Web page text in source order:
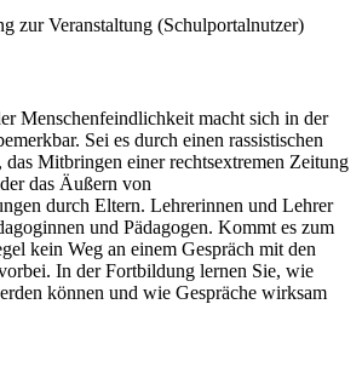
zur Veranstaltung (Schulportalnutzer)
Menschenfeindlichkeit macht sich in der
Sei es durch einen rassistischen
das Mitbringen einer rechtsextremen Zeitung
das Äußern von
durch Eltern. Lehrerinnen und Lehrer
und Pädagogen. Kommt es zum
kein Weg an einem Gespräch mit den
In der Fortbildung lernen Sie, wie
können und wie Gespräche wirksam